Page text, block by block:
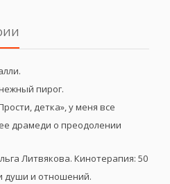
пирог.
детка», у меня все
драмеди о преодолении
Литвякова. Кинотерапия: 50
души и отношений.